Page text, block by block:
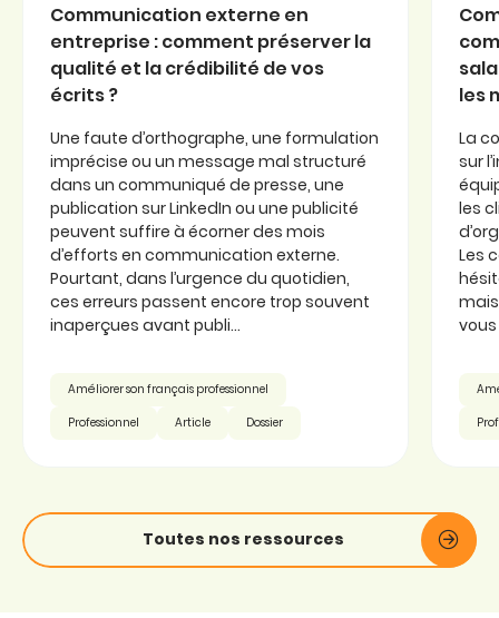
Communication externe en
entreprise : comment préserver la
qualité et la crédibilité de vos
écrits ?
Une faute d’orthographe, une formulation
imprécise ou un message mal structuré
dans un communiqué de presse, une
publication sur LinkedIn ou une publicité
peuvent suffire à écorner des mois
d’efforts en communication externe.
Pourtant, dans l’urgence du quotidien,
ces erreurs passent encore trop souvent
inaperçues avant publi...
Améliorer son français professionnel
Professionnel
Article Dossier
les
La
sur
les
Les
Toutes nos ressources